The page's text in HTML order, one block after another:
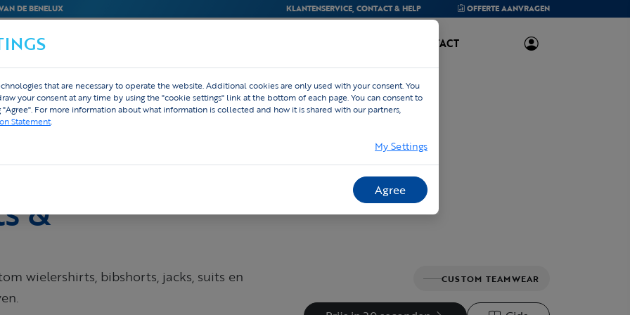
DE BENELUX KLANTENSERVICE, CONTACT & HELP OFFERTEAANVRAGEN
BEDRIJVEN CONTACT
& Winter
&
wielershirts, bibshorts, jacks, suits en
CUSTOM TEAMWEAR
that are necessary to operate the website. Additional cookies are only used with your consent. You
your consent at any time by using the "cookie settings" link at the bottom of each page. You can consent to
For more information about what information is collected and how it is shared with our partners,
Statement.
My Settings
Agree